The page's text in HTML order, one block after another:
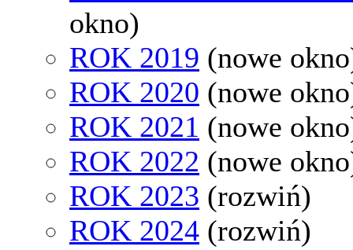
okno)
ROK 2019 (nowe
ROK 2020 (nowe
ROK 2021 (nowe
ROK 2022 (nowe
ROK 2023 (rozwiń)
ROK 2024 (rozwiń)